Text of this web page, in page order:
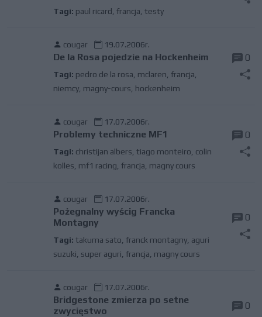
Tagi: paul ricard francja testy
cougar 19.07.2006r.
De la Rosa pojedzie na Hockenheim
Tagi: pedro de la rosa mclaren francja
niemcy, magny-cours hockenheim
0
cougar 17.07.2006r.
Problemy techniczne MF1
Tagi: christijan albers tiago monteiro colin
kolles mf1 racing francja magny cours
0
cougar 17.07.2006r.
Pożegnalny wyścig Francka
Montagny
Tagi: takuma sato franck montagny, aguri
suzuki super aguri francja magny cours
0
cougar 17.07.2006r.
Bridgestone zmierza po setne
zwycięstwo
0